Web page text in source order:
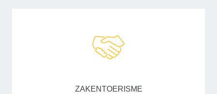
ZAKENTOERISME